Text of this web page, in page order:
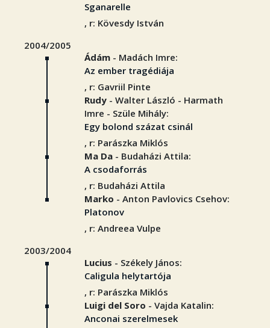
Sganarelle
, r: Kövesdy István
2004/2005
Ádám - Madách Imre:
Az ember tragédiája
, r: Gavriil Pinte
Rudy - Walter László - Harmath
Imre - Szüle Mihály:
Egy bolond százat csinál
, r: Parászka Miklós
Ma Da - Budaházi Attila:
A csodaforrás
, r: Budaházi Attila
Marko - Anton Pavlovics Csehov:
Platonov
, r: Andreea Vulpe
2003/2004
Lucius - Székely János:
Caligula helytartója
, r: Parászka Miklós
Luigi del Soro - Vajda Katalin:
Anconai szerelmesek